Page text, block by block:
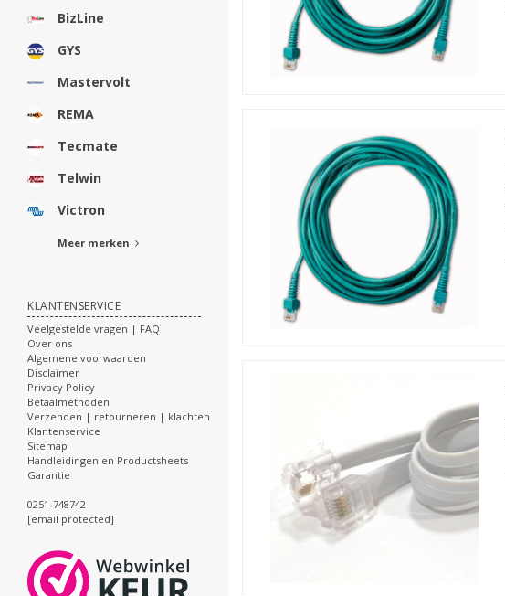
BizLine
GYS
Mastervolt
REMA
Tecmate
Telwin
Victron
Meer merken
KLANTENSERVICE
Veelgestelde vragen | FAQ
Over ons
Algemene voorwaarden
Disclaimer
Privacy Policy
Betaalmethoden
Verzenden | retourneren | klachten
Klantenservice
Sitemap
Handleidingen en Productsheets
Garantie
0251-748742
[email protected]